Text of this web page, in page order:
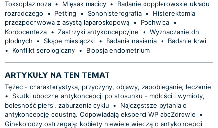
Toksoplazmoza • Mięsak macicy •
Badanie dopplerowskie układu
rozrodczego
• Petting • Sonohisterografia •
Histerektomia
przezpochwowa z asystą laparoskopową • Pochwica •
Kordocenteza • Zastrzyki antykoncepcyjne • Wyznaczanie dni
płodnych
• Skąpe miesiączki • Badanie nasienia •
Badanie krwi
•
Konflikt serologiczny • Biopsja endometrium
ARTYKUŁY NA TEN TEMAT
Tężec - charakterystyka, przyczyny, objawy, zapobieganie, leczenie
•
Skutki uboczne antykoncepcji po stosunku - mdłości i wymioty,
bolesność piersi, zaburzenia cyklu
•
Najczęstsze pytania o
antykoncepcję doustną. Odpowiadają eksperci WP abcZdrowie
•
Ginekolodzy ostrzegają: kobiety niewiele wiedzą o antykoncepcji